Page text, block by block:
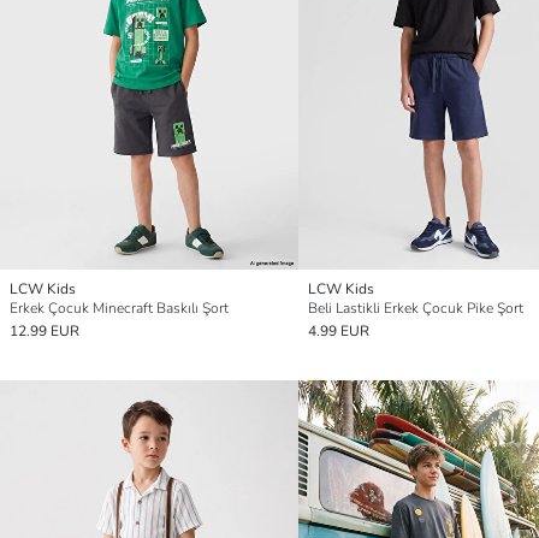
LCW Kids
Erkek Çocuk Minecraft Baskılı Şort
12.99 EUR
LCW Kids
Beli Lastikli Erkek Çocuk Pike Şort
4.99 EUR